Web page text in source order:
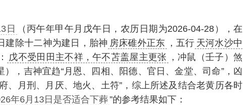
日
（丙午年甲午月戊午日，农历日期为2026-04-28），在
建除十二神为建日，胎神 房床碓外正东 ，五行 天河水沙中
戊不受田田主不祥，午不苫盖屋主更张
，冲鼠（壬子）煞
，吉神宜趋“月恩、四相、阳德、官日、金堂、司命”，凶
、月刑、月厌、地火、土符”，综上所述及结合老黄历各时
年6月13日是否适合下葬”的参考结果如下：